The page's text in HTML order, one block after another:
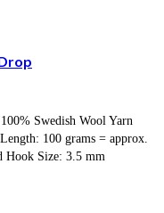
Swedish Wool Yarn
100 grams = approx.
Hook Size: 3.5 mm